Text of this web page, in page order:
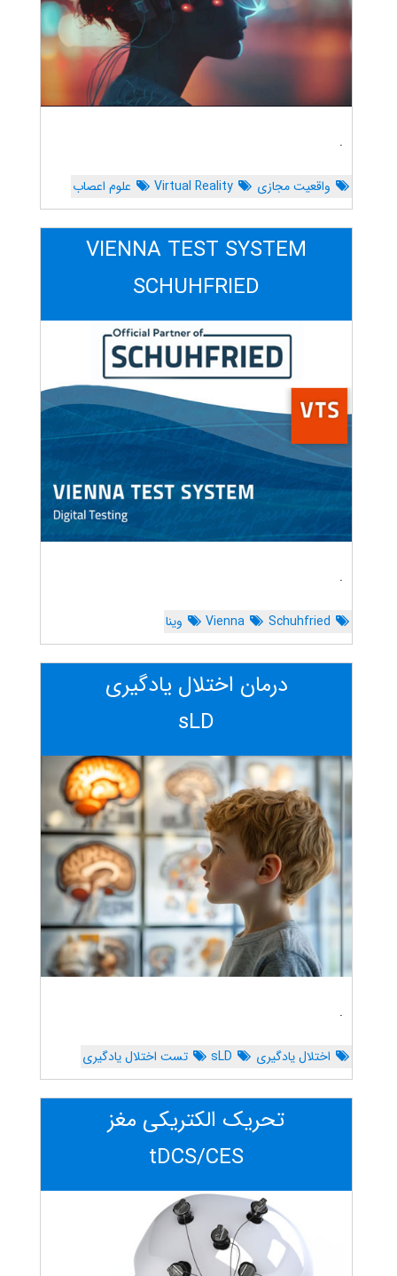
.
واقعیت مجازی Virtual Reality علوم اعصاب
VIENNA TEST SYSTEM
SCHUHFRIED
.
Schuhfried
Vienna وینا
درمان اختلال یادگیری
sLD
.
اختلال یادگیری sLD تست اختلال یادگیری
تحریک الکتریکی مغز
tDCS/CES